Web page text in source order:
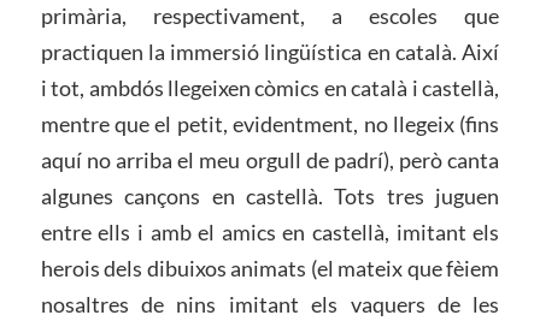
primària, respectivament, a escoles que
practiquen la immersió lingüística en català. Així
i tot, ambdós llegeixen còmics en català i castellà,
mentre que el petit, evidentment, no llegeix (fins
aquí no arriba el meu orgull de padrí), però canta
algunes cançons en castellà. Tots tres juguen
entre ells i amb el amics en castellà, imitant els
herois dels dibuixos animats (el mateix que fèiem
nosaltres de nins imitant els vaquers de les